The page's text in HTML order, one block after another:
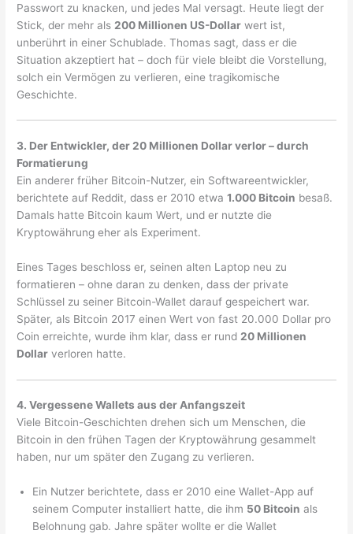
Passwort zu knacken, und jedes Mal versagt. Heute liegt der
Stick, der mehr als 200 Millionen US-Dollar wert ist,
unberührt in einer Schublade. Thomas sagt, dass er die
Situation akzeptiert hat – doch für viele bleibt die Vorstellung,
solch ein Vermögen zu verlieren, eine tragikomische
Geschichte.
3. Der Entwickler, der 20 Millionen Dollar verlor – durch
Formatierung
Ein anderer früher Bitcoin-Nutzer, ein Softwareentwickler,
berichtete auf Reddit, dass er 2010 etwa1.000 Bitcoin besaß.
Damals hatte Bitcoin kaum Wert, und er nutzte die
Kryptowährung eher als Experiment.
Eines Tages beschloss er, seinen alten Laptop neu zu
formatieren – ohne daran zu denken, dass der private
Schlüssel zu seiner Bitcoin-Wallet darauf gespeichert war.
Später, als Bitcoin 2017 einen Wert von fast 20.000 Dollar pro
Coin erreichte, wurde ihm klar, dass er rund 20 Millionen
Dollar verloren hatte.
4. Vergessene Wallets aus der Anfangszeit
Viele Bitcoin-Geschichten drehen sich um Menschen, die
Bitcoin in den frühen Tagen der Kryptowährung gesammelt
haben, nur um später den Zugang zu verlieren.
Ein Nutzer berichtete, dass er 2010 eine Wallet-App auf
seinem Computer installiert hatte, die ihm 50 Bitcoin als
Belohnung gab. Jahre später wollte er die Wallet